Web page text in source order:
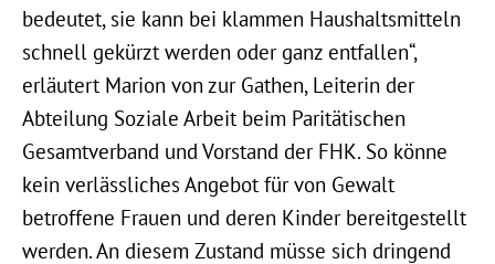
bedeutet, sie kann bei klammen Haushaltsmitteln
schnell gekürzt werden oder ganz entfallen“,
erläutert Marion von zur Gathen, Leiterin der
Abteilung Soziale Arbeit beim Paritätischen
Gesamtverband und Vorstand der FHK. So könne
kein verlässliches Angebot für von Gewalt
betroffene Frauen und deren Kinder bereitgestellt
werden. An diesem Zustand müsse sich dringend